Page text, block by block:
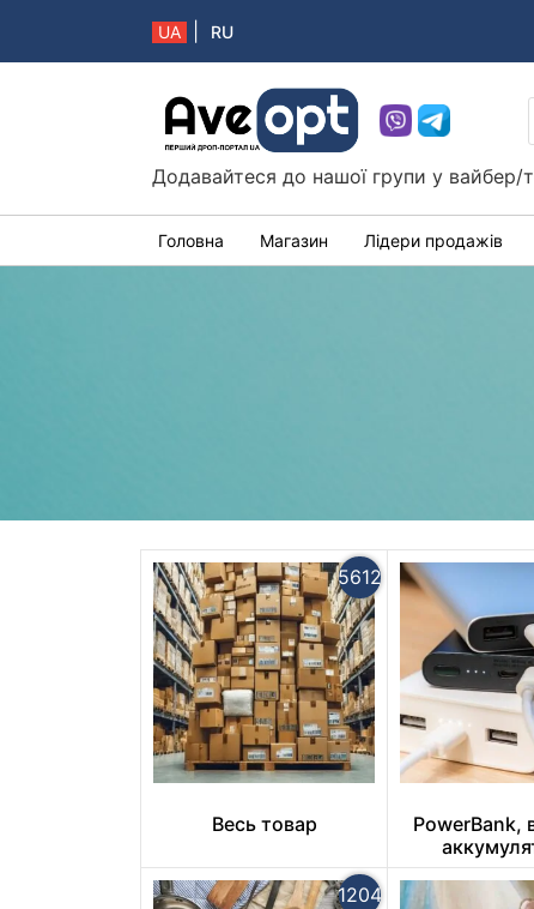
UA RU
Aveopt – оптова дропшипінг платформа в
Додавайтеся до нашої групи у вайбер/
Головна Магазин Лідери продажів
5612
Весь товар
PowerBank,
1204